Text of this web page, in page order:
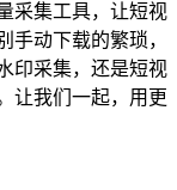
采集工具，让短视
手动下载的繁琐，
印采集，还是短视
让我们一起，用更